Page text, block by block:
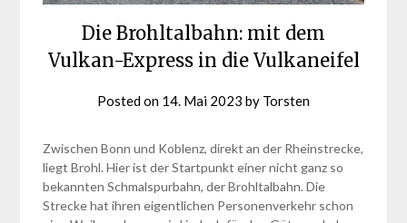
Die Brohltalbahn: mit dem
Vulkan-Express in die Vulkaneifel
Posted on 14. Mai 2023 by Torsten
Zwischen Bonn und Koblenz, direkt an der Rheinstrecke,
liegt Brohl. Hier ist der Startpunkt einer nicht ganz so
bekannten Schmalspurbahn, der Brohltalbahn. Die
Strecke hat ihren eigentlichen Personenverkehr schon